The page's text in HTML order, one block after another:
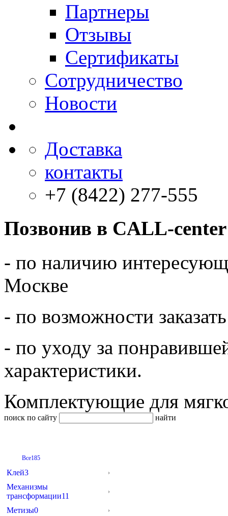
Партнеры
Отзывы
Сертификаты
Сотрудничество
Новости
Доставка
контакты
+7 (8422) 277-555
Позвонив в CALL-
- по наличию
Москве
- по возможности
- по уходу за
характеристики.
Комплектующие для
поиск по сайту найти
Все185
Клей3
Механизмы
трансформации11
Метизы0